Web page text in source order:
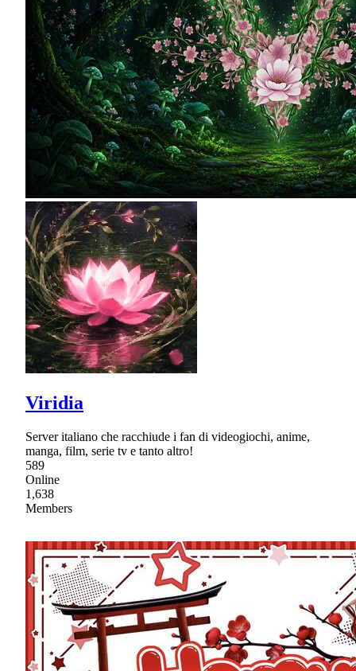
Viridia
Server italiano che racchiude i fan di videogiochi, anime,
manga, film, serie tv e tanto altro!
589
Online
1,638
Members